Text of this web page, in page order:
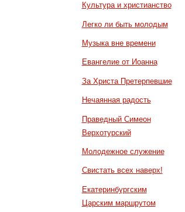
Культура и христианство
Легко ли быть молодым
Музыка вне времени
Евангелие от Иоанна
За Христа Претерпевшие
Нечаянная радость
Праведный Симеон
Верхотурский
Молодежное служение
Свистать всех наверх!
Екатеринбургским
Царским маршрутом